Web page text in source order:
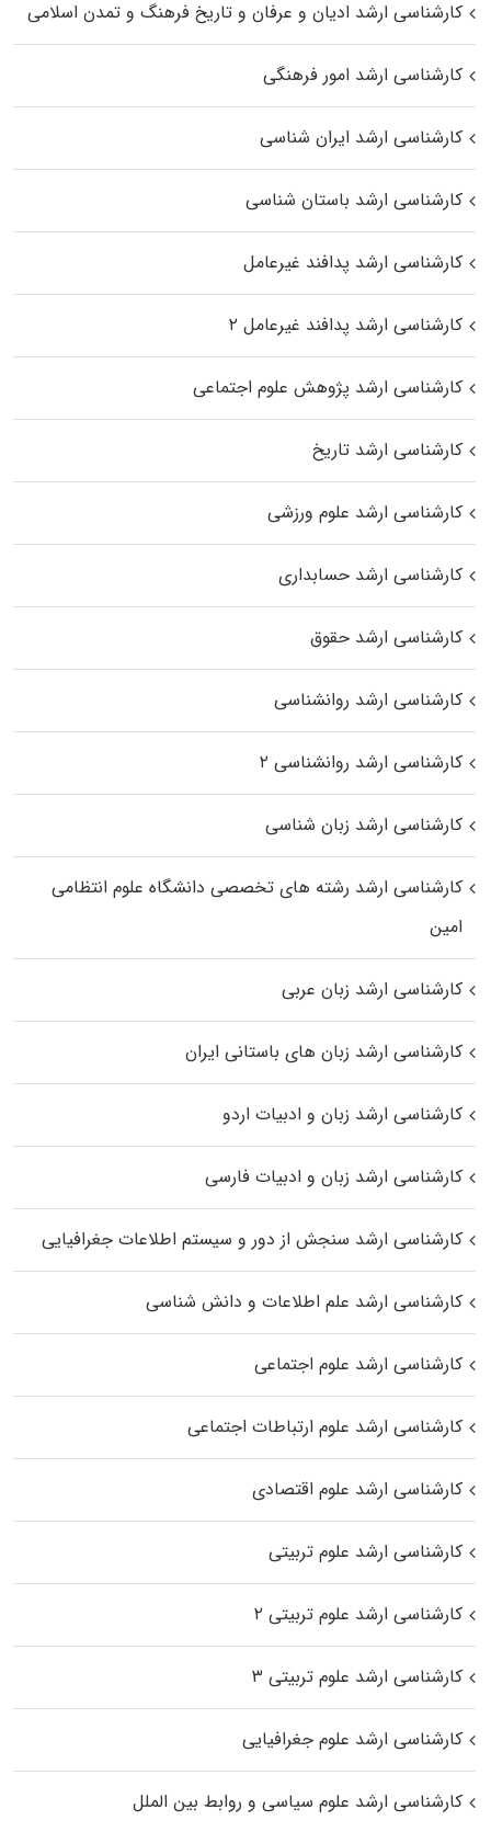
کارشناسی ارشد ادیان و عرفان و تاریخ فرهنگ و تمدن اسلامی
کارشناسی ارشد امور فرهنگی
کارشناسی ارشد ایران شناسی
کارشناسی ارشد باستان شناسی
کارشناسی ارشد پدافند غیرعامل
کارشناسی ارشد پدافند غیرعامل ۲
کارشناسی ارشد پژوهش علوم اجتماعی
کارشناسی ارشد تاریخ
کارشناسی ارشد علوم ورزشی
کارشناسی ارشد حسابداری
کارشناسی ارشد حقوق
کارشناسی ارشد روانشناسی
کارشناسی ارشد روانشناسی ۲
کارشناسی ارشد زبان شناسی
کارشناسی ارشد رﺷﺘﻪ ﻫﺎی تخصصی داﻧﺸﮕﺎه ﻋﻠﻮم انتظامی
اﻣﻴﻦ
کارشناسی ارشد زبان عربی
کارشناسی ارشد زبان‌ های باستانی ایران
کارشناسی ارشد زبان و ادبیات اردو
کارشناسی ارشد زبان و ادبیات فارسی
کارشناسی ارشد سنجش از دور و سیستم اطلاعات جغرافیایی
کارشناسی ارشد علم اطلاعات و دانش شناسی
کارشناسی ارشد علوم اجتماعی
کارشناسی ارشد علوم ارتباطات اجتماعی
کارشناسی ارشد علوم اقتصادی
کارشناسی ارشد علوم تربیتی
کارشناسی ارشد علوم تربیتی ۲
کارشناسی ارشد علوم تربیتی ۳
کارشناسی ارشد علوم جغرافیایی
کارشناسی ارشد علوم سیاسی و روابط بین الملل